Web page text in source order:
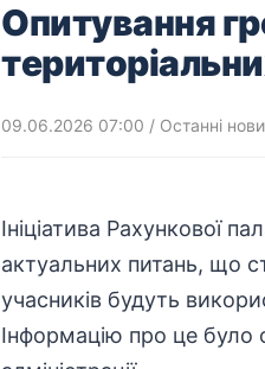
Опитування
09.06.2026 07:00 / Останні
Ініціатива Рахункової
актуальних питань, що
учасників будуть
Інформацію про це